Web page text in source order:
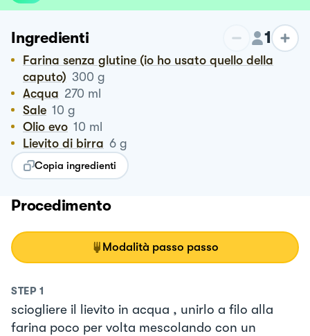
Ingredienti 1
Farina senza glutine (io ho usato quello della
caputo) 300 g
Acqua 270 ml
Sale 10 g
Olio evo 10 ml
Lievito di birra 6 g
Copia ingredienti
Procedimento
Modalità passo passo
STEP 1
sciogliere il lievito in acqua , unirlo a filo alla
farina poco per volta mescolando con un